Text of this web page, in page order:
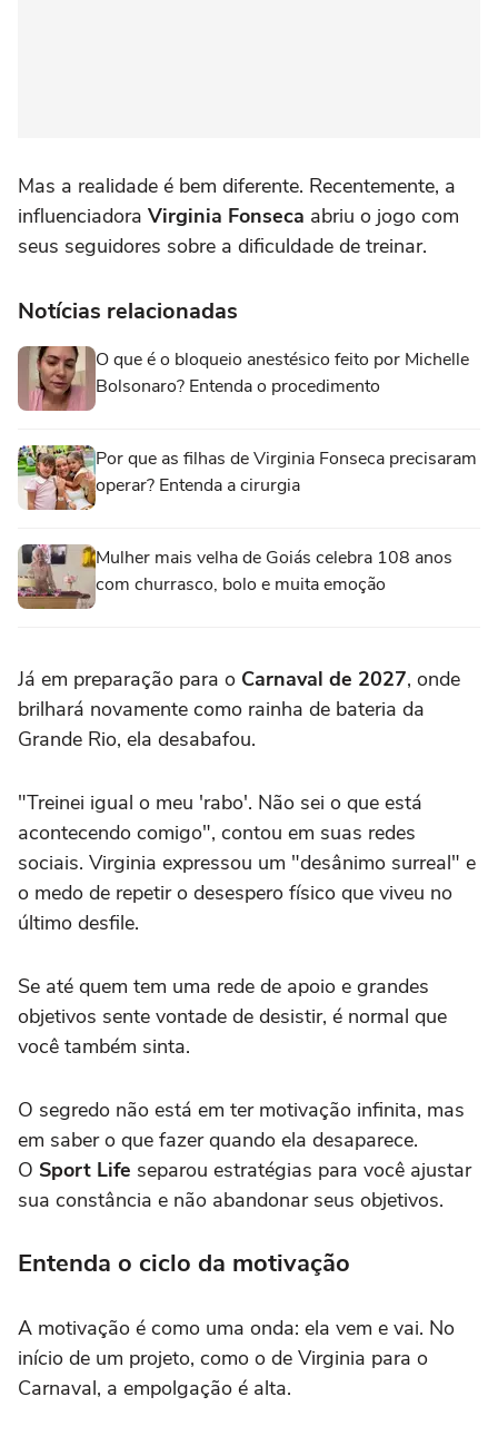
Mas a realidade é bem diferente. Recentemente, a
influenciadora Virginia Fonseca abriu o jogo com
seus seguidores sobre a dificuldade de treinar.
Notícias relacionadas
O que é o bloqueio anestésico feito por Michelle
Bolsonaro? Entenda o procedimento
Por que as filhas de Virginia Fonseca precisaram
operar? Entenda a cirurgia
Mulher mais velha de Goiás celebra 108 anos
com churrasco, bolo e muita emoção
Já em preparação para o Carnaval de 2027, onde
brilhará novamente como rainha de bateria da
Grande Rio, ela desabafou.
"Treinei igual o meu 'rabo'. Não sei o que está
acontecendo comigo", contou em suas redes
sociais. Virginia expressou um "desânimo surreal" e
o medo de repetir o desespero físico que viveu no
último desfile.
Se até quem tem uma rede de apoio e grandes
objetivos sente vontade de desistir, é normal que
você também sinta.
O segredo não está em ter motivação infinita, mas
em saber o que fazer quando ela desaparece.
O Sport Life separou estratégias para você ajustar
sua constância e não abandonar seus objetivos.
Entenda o ciclo da motivação
A motivação é como uma onda: ela vem e vai. No
início de um projeto, como o de Virginia para o
Carnaval, a empolgação é alta.